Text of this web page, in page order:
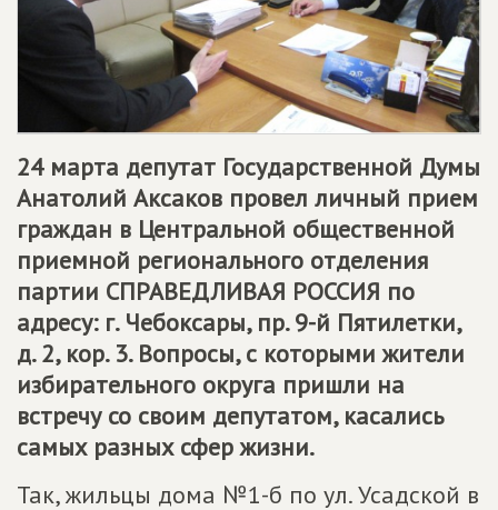
24 марта депутат Государственной Думы
Анатолий Аксаков провел личный прием
граждан в Центральной общественной
приемной регионального отделения
партии СПРАВЕДЛИВАЯ РОССИЯ по
адресу: г. Чебоксары, пр. 9-й Пятилетки,
д. 2, кор. 3. Вопросы, с которыми жители
избирательного округа пришли на
встречу со своим депутатом, касались
самых разных сфер жизни.
Так, жильцы дома №1-б по ул. Усадской в